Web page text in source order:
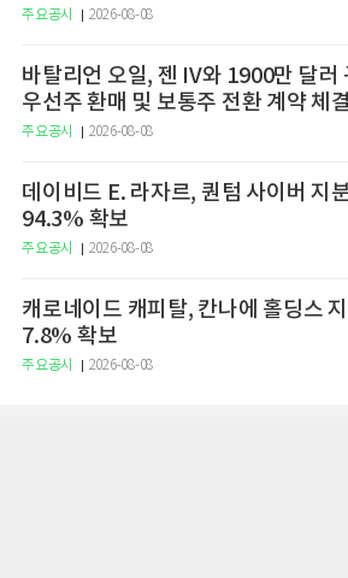
주요공시 2026-08-08
바탈리언 오일, 젠 IV와 1900만 달러
우선주 환매 및 보통주 전환 계약 체결
주요공시 2026-08-08
데이비드 E. 라자르, 퀀텀 사이버 지
94.3% 확보
주요공시 2026-08-08
캐로네이드 캐피탈, 칸나에 홀딩스
7.8% 확보
주요공시 2026-08-08